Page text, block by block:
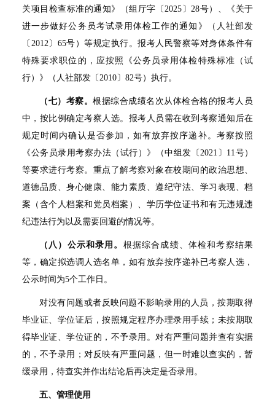
关项目检查标准的通知》（组厅字〔2025〕28号）、《关于
进一步做好公务员考试录用体检工作的通知》（人社部发
〔2012〕65号）等规定执行。报考人民警察等对身体条件有
特殊要求职位的，应按照《公务员录用体检特殊标准（试
行）》（人社部发〔2010〕82号）执行。
（七）考察。根据综合成绩名次从体检合格的报考人员
中，按比例确定考察人选。报考人员需在收到考察通知后在
规定时间内确认是否参加，如有放弃按序递补。考察按照
《公务员录用考察办法（试行）》（中组发〔2021〕11号）
等要求进行考察。重点了解考察对象在校期间的政治思想、
道德品质、身心健康、能力素质、遵纪守法、学习表现、档
案（含个人档案和党员档案）、学历学位证书和有无违规违
纪违法行为以及需要回避的情况等。
（八）公示和录用。 根据综合成绩、体检和考察结果
等，确定拟选调人选名单，如有放弃按序递补已考察人选，
公示时间为5个工作日。
对没有问题或者反映问题不影响录用的人员，按期取得
毕业证、学位证后，按照规定程序办理录用手续；未按期取
得毕业证、学位证的，不予录用。对有严重问题并查有实据
的，不予录用；对反映有严重问题，但一时难以查实的，暂
缓录用，待查实并作出结论后再决定是否录用。
五、管理使用